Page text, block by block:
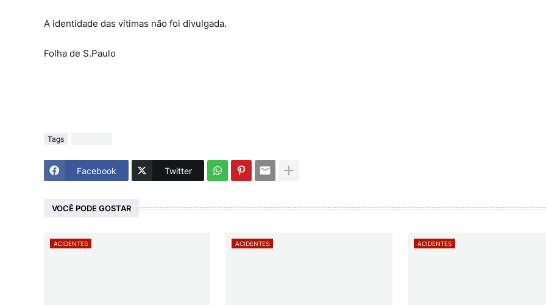
A identidade das vítimas não foi divulgada.
Folha de S.Paulo
Tags
Facebook Twitter
VOCÊ PODE GOSTAR
ACIDENTES ACIDENTES ACIDENTES